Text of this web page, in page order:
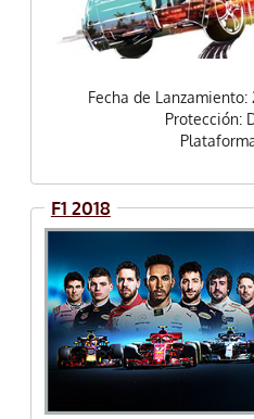
Fecha de
Protección:
F1 2018